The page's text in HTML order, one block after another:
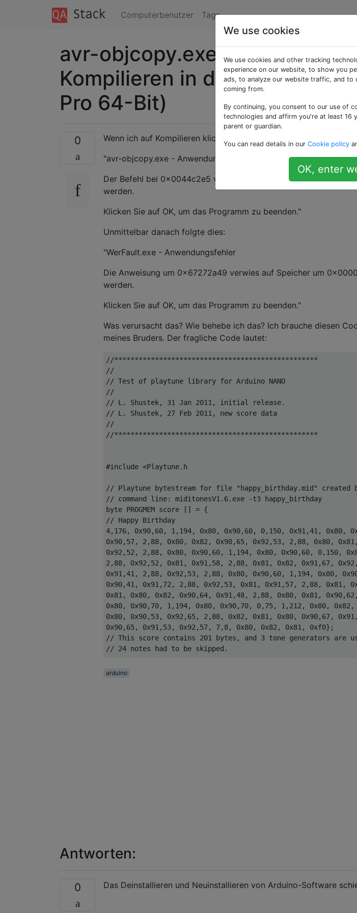
Computerbenutzer Tags
avr-objcopy.exe -
Kompilieren in der Arduino IDE
Pro 64-Bit)
0
Wenn ich auf Kompilieren klicke, erhalte ich Folgendes:
"avr-objcopy.exe - Anwendungsfehler
Der Befehl bei 0x0044c2e5 verwies auf den Speicher bei
werden.
Klicken Sie auf OK, um das Programm zu beenden."
Unmittelbar danach folgte dies:
"WerFault.exe - Anwendungsfehler
Die Anweisung um 0x67272a49 verwies auf Speicher um
werden.
Klicken Sie auf OK, um das Programm zu beenden."
Was verursacht das? Wie behebe ich das? Ich brauche diesen
meines Bruders. Der fragliche Code lautet:
//**************************************************
//
// Test of playtune library for Arduino NANO
//
// L. Shustek, 31 Jan 2011, initial release.
// L. Shustek, 27 Feb 2011, new score data
//
//**************************************************
#include <Playtune.h
// Playtune bytestream for file "happy_birthday.mid" created by
// command line: miditonesV1.6.exe -t3 happy_birthday
byte PROGMEM score [] = {
// Happy Birthday
4,176, 0x90,60, 1,194, 0x80, 0x90,60, 0,150, 0x91,41, 0x80,
0x90,57, 2,88, 0x80, 0x82, 0x90,65, 0x92,53, 2,88, 0x80,
0x92,52, 2,88, 0x80, 0x90,60, 1,194, 0x80, 0x90,60, 0,150,
2,88, 0x92,52, 0x81, 0x91,58, 2,88, 0x81, 0x82, 0x91,67,
0x91,41, 2,88, 0x92,53, 2,88, 0x80, 0x90,60, 1,194, 0x80,
0x90,41, 0x91,72, 2,88, 0x92,53, 0x81, 0x91,57, 2,88, 0x81,
0x81, 0x80, 0x82, 0x90,64, 0x91,48, 2,88, 0x80, 0x81,
0x80, 0x90,70, 1,194, 0x80, 0x90,70, 0,75, 1,212, 0x80,
0x80, 0x90,53, 0x92,65, 2,88, 0x82, 0x81, 0x80, 0x90,67,
0x90,65, 0x91,53, 0x92,57, 7,8, 0x80, 0x82, 0x81, 0xf0};
// This score contains 201 bytes, and 3 tone generators are
// 24 notes had to be skipped.
  pt.tune_playscore (score);  /* start playing */
arduino
Antworten:
0 Das Deinstallieren und Neuinstallieren von Arduino-Software
We use cookies
We use cookies and other tracking
experience on our website, to show you
ads, to analyze our website traffic, and to
coming from.
By continuing, you consent to our use of
technologies and affirm you're at least 16
parent or guardian.
You can read details in our Cookie policy
OK, enter